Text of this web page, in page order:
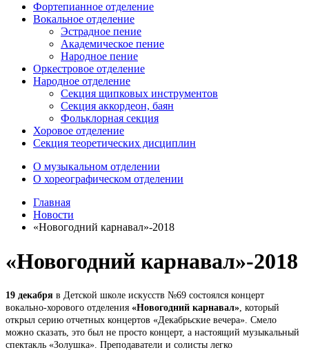
Фортепианное отделение
Вокальное отделение
Эстрадное пение
Академическое пение
Народное пение
Оркестровое отделение
Народное отделение
Секция щипковых инструментов
Секция аккордеон, баян
Фольклорная секция
Хоровое отделение
Секция теоретических дисциплин
О музыкальном отделении
О хореографическом отделении
Главная
Новости
«Новогодний карнавал»-2018
«Новогодний карнавал»-2018
19 декабря в Детской школе искусств №69 состоялся концерт
вокально-хорового отделения «Новогодний карнавал», который
открыл серию отчетных концертов «Декабрьские вечера». Смело
можно сказать, это был не просто концерт, а настоящий музыкальный
спектакль «Золушка». Преподаватели и солисты легко